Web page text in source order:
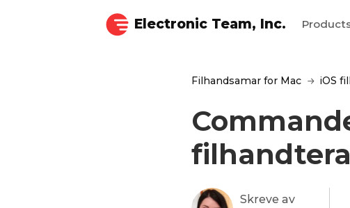
Electronic Team, Inc.
Filhandsamar for Mac iOS
Skreve av